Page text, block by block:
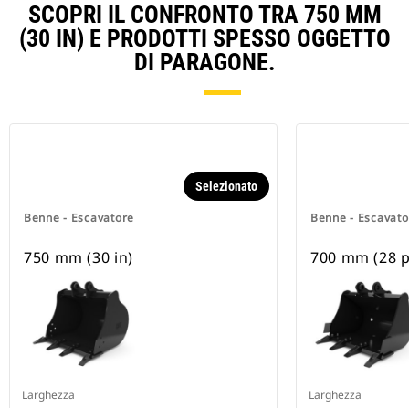
SCOPRI IL CONFRONTO TRA 750 MM
(30 IN) E PRODOTTI SPESSO OGGETTO
DI PARAGONE.
Benne - Escavatore
Selezionato
750 mm (30 in)
Larghezza
Benne -
700 mm (28
Larghezza